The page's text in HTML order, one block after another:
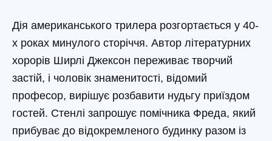
Дія американського трилера розгортається у 40-
х роках минулого сторіччя. Автор літературних
хорорів Ширлі Джексон переживає творчий
застій, і чоловік знаменитості, відомий
професор, вирішує розбавити нудьгу приїздом
гостей. Стенлі запрошує помічника Фреда, який
прибуває до відокремленого будинку разом із